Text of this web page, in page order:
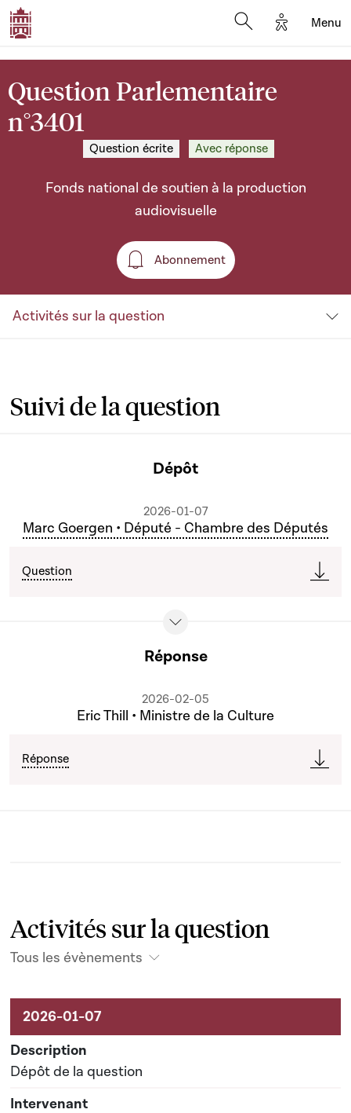
Options
Menu
Question Parlementaire
n°3401
Question écrite Avec réponse
Fonds national de soutien à la production
audiovisuelle
Abonnement
Abonnement
Activités sur la question
Suivi de la question
Dépôt
2026-01-07
Marc Goergen • Député - Chambre des Députés
Question
Réponse
2026-02-05
Eric Thill • Ministre de la Culture
Réponse
Activités sur la question
Tous les évènements
Activités liées au dossier
Dépôt de la question